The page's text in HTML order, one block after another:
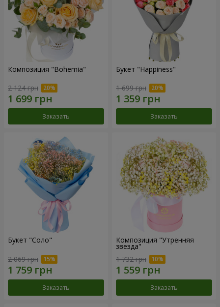
Композиция "Bohemia"
2 124 грн
Заказать
Букет "Happiness"
1 699 грн
Заказать
Букет "Соло"
2 069 грн
Заказать
Композиция "Утренняя
звезда"
1 732 грн
Заказать